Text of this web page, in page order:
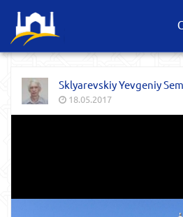
Sklyarevskiy Yevgeniy
18.05.2017